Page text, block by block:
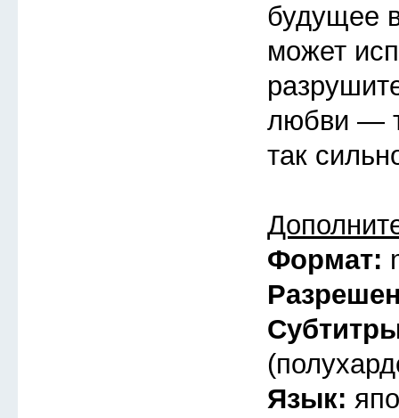
будущее
может
любви —
так
Формат:
Язык: